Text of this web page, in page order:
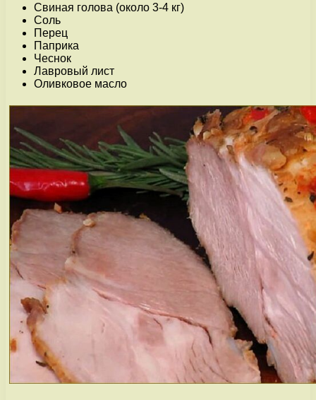
Свиная голова (около 3-4 кг)
Соль
Перец
Паприка
Чеснок
Лавровый лист
Оливковое масло